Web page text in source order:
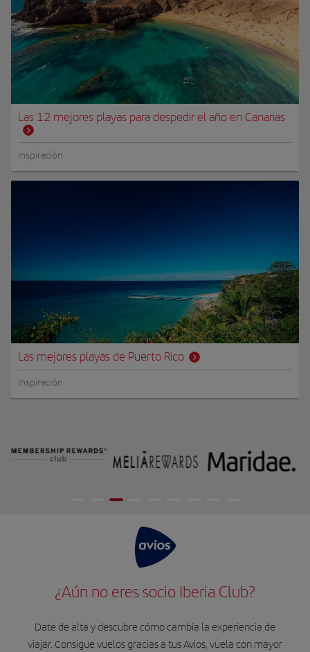
Las 12 mejores playas para despedir el año en Canarias
Inspiración
Las mejores playas de Puerto Rico
Inspiración
¿Aún no eres socio Iberia Club?
Date de alta y descubre cómo cambia la experiencia de
viajar. Consigue vuelos gracias a tus Avios, vuela con mayor